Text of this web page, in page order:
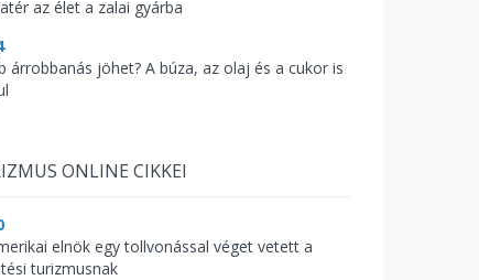
az élet a zalai gyárba
árrobbanás jöhet? A búza, az olaj és a cukor is
ONLINE CIKKEI
elnök egy tollvonással véget vetett a
turizmusnak